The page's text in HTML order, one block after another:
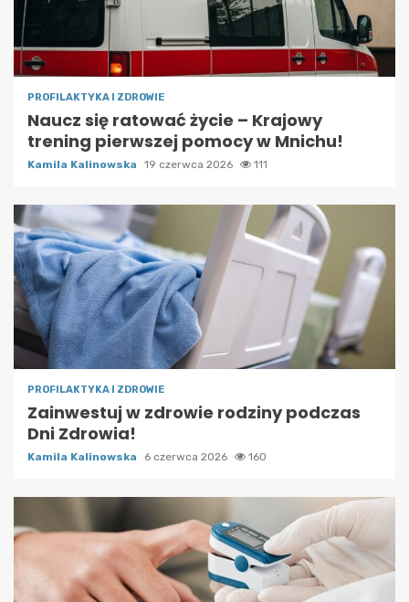
PROFILAKTYKA I ZDROWIE
Naucz się ratować życie – Krajowy
trening pierwszej pomocy w Mnichu!
Kamila Kalinowska 19 czerwca 2026 111
PROFILAKTYKA I ZDROWIE
Zainwestuj w zdrowie rodziny podczas
Dni Zdrowia!
Kamila Kalinowska 6 czerwca 2026 160